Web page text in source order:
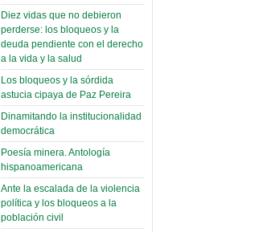
Read more...
Creacionismo,
filtraciones e
inicio de la
campaña del
MAS
(Miscelánea
palaciega 6)
El Infamatorio
Domingo, 12 Mayo 2019
Read more...
Diez vidas que no debieron
perderse: los bloqueos y la
deuda pendiente con el derecho
a la vida y la salud
Los bloqueos y la sórdida
astucia cipaya de Paz Pereira
Dinamitando la institucionalidad
democrática
Poesía minera. Antología
hispanoamericana
Ante la escalada de la violencia
política y los bloqueos a la
población civil